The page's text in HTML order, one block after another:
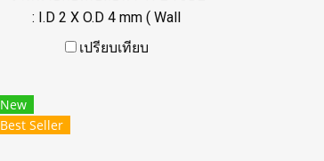
: I.D 2 X O.D 4 mm ( Wall
Thickness 1 mm) ความแข็ง
Tel: 022577145 / 0926568846
LINE@ : @ptiglobal
เปรียบเทียบ
New
Best Seller